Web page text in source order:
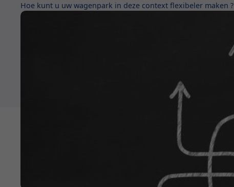
Hoe kunt u uw wagenpark in deze context flexibeler maken ?